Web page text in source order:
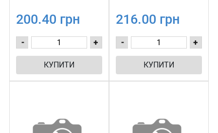
200.40 грн
- +
КУПИТИ
216.00 грн
- +
КУПИТИ